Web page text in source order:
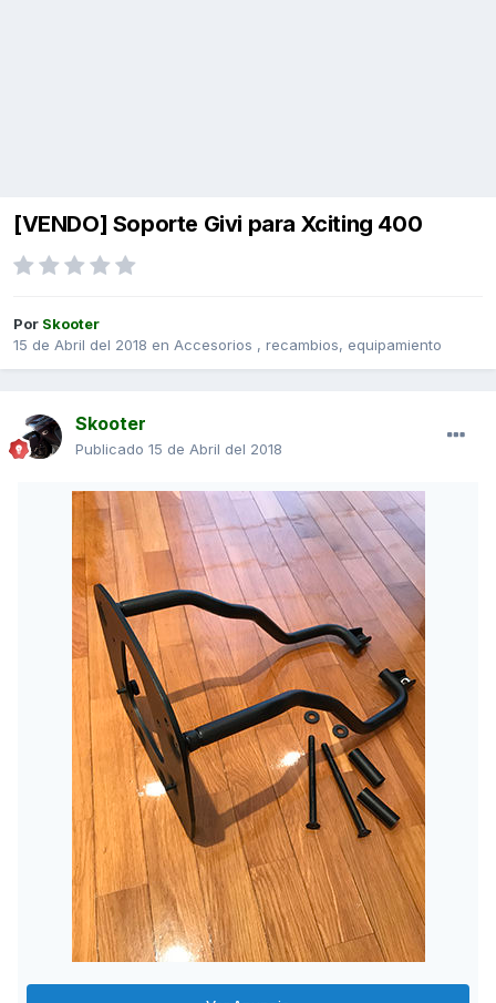
[VENDO] Soporte Givi para Xciting 400
Por Skooter
15 de Abril del 2018 en Accesorios , recambios, equipamiento
Skooter
Publicado 15 de Abril del 2018